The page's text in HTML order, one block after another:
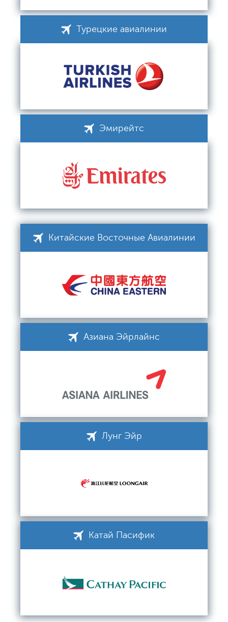
Турецкие авиалинии
Эмирейтс
Китайские Восточные Авиалинии
Азиана Эйрлайнс
Лунг Эйр
Катай Пасифик